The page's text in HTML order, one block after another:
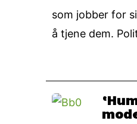
som jobber for
å tjene dem.